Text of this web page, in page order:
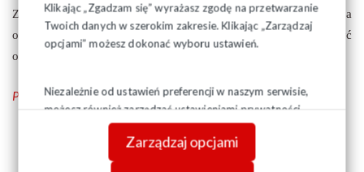
Klikając „Zgadzam się” wyrażasz zgodę na przetwarzanie
Twoich danych w szerokim zakresie. Klikając „Zarządzaj
opcjami” możesz dokonać wyboru ustawień.
Niezależnie od ustawień preferencji w naszym serwisie,
możesz również zarządzać ustawieniami prywatności
swojej przeglądarki. Więcej informacji o przetwarzaniu
danych znajdziesz wPolityce prywatności.
Zarządzaj opcjami
Z dnia na dzień w sposób zatrważający rośnie grupa
osób ubogich, dla których nie wystarcza, by przeżyć
odpierwszego do pierwszego.
Pełny tekst wywiadu - pdf tutaj